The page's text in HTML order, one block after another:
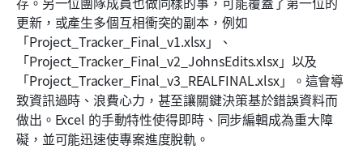
更新，或產生多個互相衝突的副本，例如
「Project_Tracker_Final_v1.xlsx」、
「Project_Tracker_Final_v2_JohnsEdits.xlsx」以及
「Project_Tracker_Final_v3_REALFINAL.xlsx」。這會導
致資訊過時、浪費心力，甚至讓關鍵決策基於錯誤資料而
做出。Excel 的手動特性使得即時、同步編輯成為重大障
礙，並可能迅速使專案進度脫軌。